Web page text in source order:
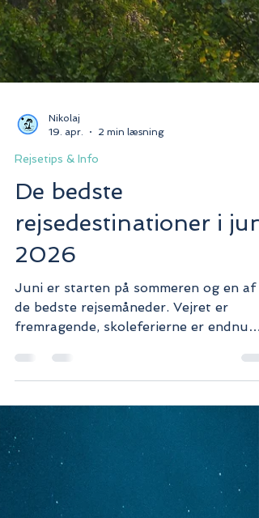
19. apr.
Rejsetips & Info
De bedste
rejsedestinationer i juni
2026
Juni er starten på sommeren og en af
de bedste rejsemåneder. Vejret er
fremragende, skoleferierne er endnu
ikke begyndt og du kan stadig finde
rejsedestinationer i juni 2026.